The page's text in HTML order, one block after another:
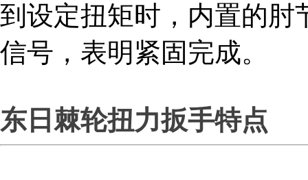
组织机构代码证
到设定扭矩时，内置的肘
信号，表明紧固完成。
东日棘轮扭力扳手特点